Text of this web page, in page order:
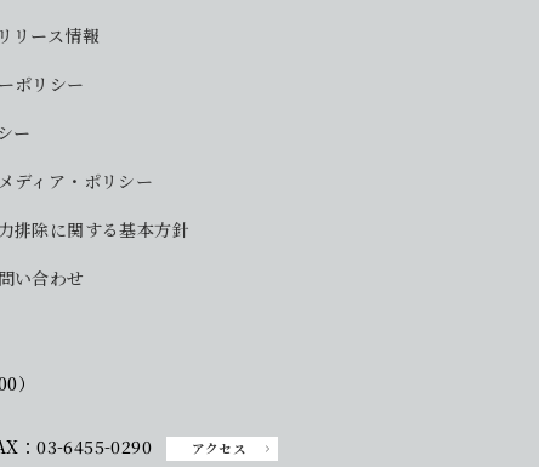
リース情報
ポリシー
ー
ディア・ポリシー
排除に関する基本方針
い合わせ
）
：03-6455-0290 アクセス